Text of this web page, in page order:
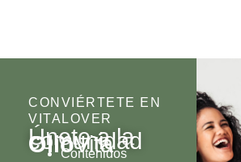
CONVIÉRTETE EN
VITALOVER
Únete a la
comunidad
OlioVita
Contenidos